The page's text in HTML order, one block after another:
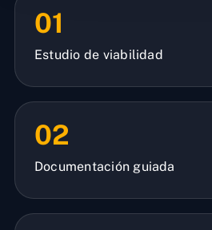
01
Estudio de viabilidad
02
Documentación guiada